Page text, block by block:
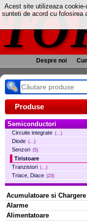
Despre noi
Produse
Semiconductori
Circuite integrate (...)
Diode (...)
Senzori (5)
Tiristoare
Tranzistori (...)
Triace, Diace (23)
Acumulatoare si Chargere
Alarme
Alimentatoare
Acest site utilizeaza
sunteti de acord cu folosirea